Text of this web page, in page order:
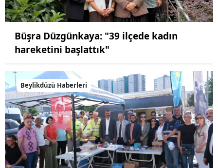
Büşra Düzgünkaya: "39 ilçede kadın
hareketini başlattık"
Beylikdüzü Haberleri